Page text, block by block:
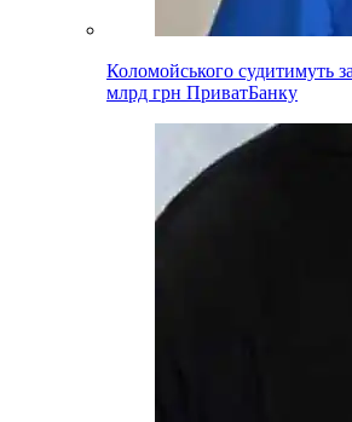
Коломойського судитимуть
млрд грн ПриватБанку